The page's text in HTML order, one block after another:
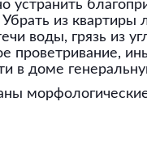
устранить
Убрать из
воды, грязь из
проветривание,
в доме